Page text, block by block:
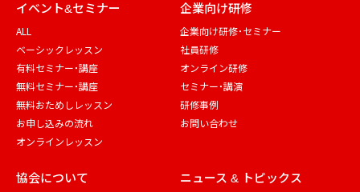
イベント&セミナー
ALL
ベーシックレッスン
有料セミナー・講座
無料セミナー・講座
無料おためしレッスン
お申し込みの流れ
オンラインレッスン
企業向け研修
企業向け研修・セミナー
社員研修
オンライン研修
セミナー・講演
研修事例
お問い合わせ
協会について
ニュース & トピックス